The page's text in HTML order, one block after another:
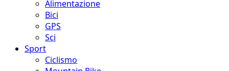
Alimentazione
Bici
GPS
Sci
Sport
Ciclismo